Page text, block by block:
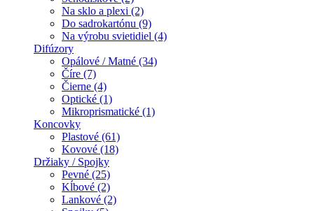
Na sklo a plexi (2)
Do sadrokartónu (9)
Na výrobu svietidiel (4)
Difúzory
Opálové / Matné (34)
Číre (7)
Čierne (4)
Optické (1)
Mikroprismatické (1)
Koncovky
Plastové (61)
Kovové (18)
Držiaky / Spojky
Pevné (25)
Kĺbové (2)
Lankové (2)